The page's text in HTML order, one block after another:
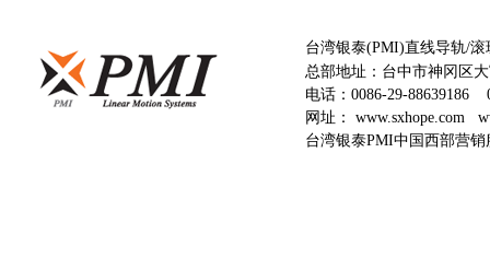
台湾银泰(PMI)直线导轨/
总部地址：台中市神冈区
电话： 0086-29-88639186
网址： www.sxhope.com
台湾银泰PMI中国西部营